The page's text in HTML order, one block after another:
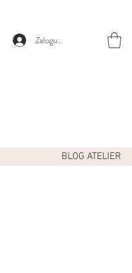
Zaloguj się
BLOG ATELIER